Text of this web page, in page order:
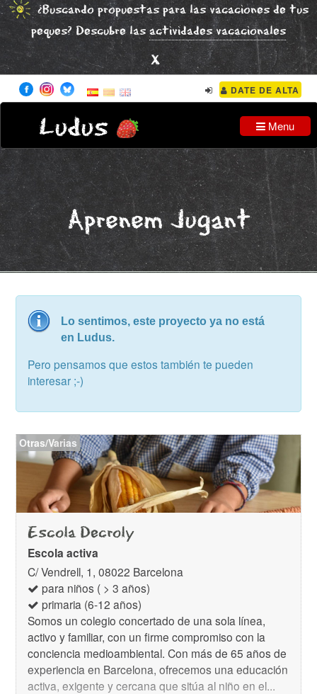
¿Buscando propuestas para las vacaciones de tus
peques? Descubre lasactividades vacacionales
x
DATE DE ALTA
Ludus Menu
Aprenem Jugant
Lo sentimos, este proyecto ya no está
en Ludus.
Pero pensamos que estos también te pueden
interesar ;-)
Otras/Varias
Escola Decroly
Escola activa
C/ Vendrell, 1, 08022 Barcelona
para niños ( > 3 años)
primaria (6-12 años)
Somos un colegio concertado de una sola línea,
activo y familiar, con un firme compromiso con la
conciencia medioambiental. Con más de 65 años de
experiencia en Barcelona, ofrecemos una educación
activa, exigente y cercana que sitúa al niño en el...